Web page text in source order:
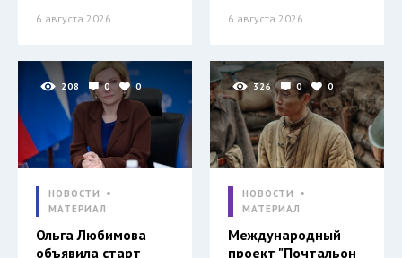
6 августа 2026 6 августа 2026
208 0 0
НОВОСТИ
МАТЕРИАЛ
Ольга Любимова
объявила старт
326 0 0
НОВОСТИ
МАТЕРИАЛ
Международный
проект "Почтальон